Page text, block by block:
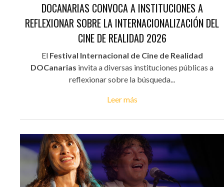
DOCANARIAS CONVOCA A INSTITUCIONES A
REFLEXIONAR SOBRE LA INTERNACIONALIZACIÓN DEL
CINE DE REALIDAD 2026
El Festival Internacional de Cine de Realidad
DOCanarias invita a diversas instituciones públicas a
reflexionar sobre la búsqueda...
Leer más